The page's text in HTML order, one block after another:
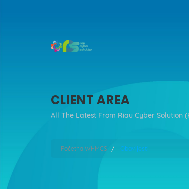
CLIENT AREA
All The Latest From Riau Cyber Solution
Početna WHMCS Obavijesti